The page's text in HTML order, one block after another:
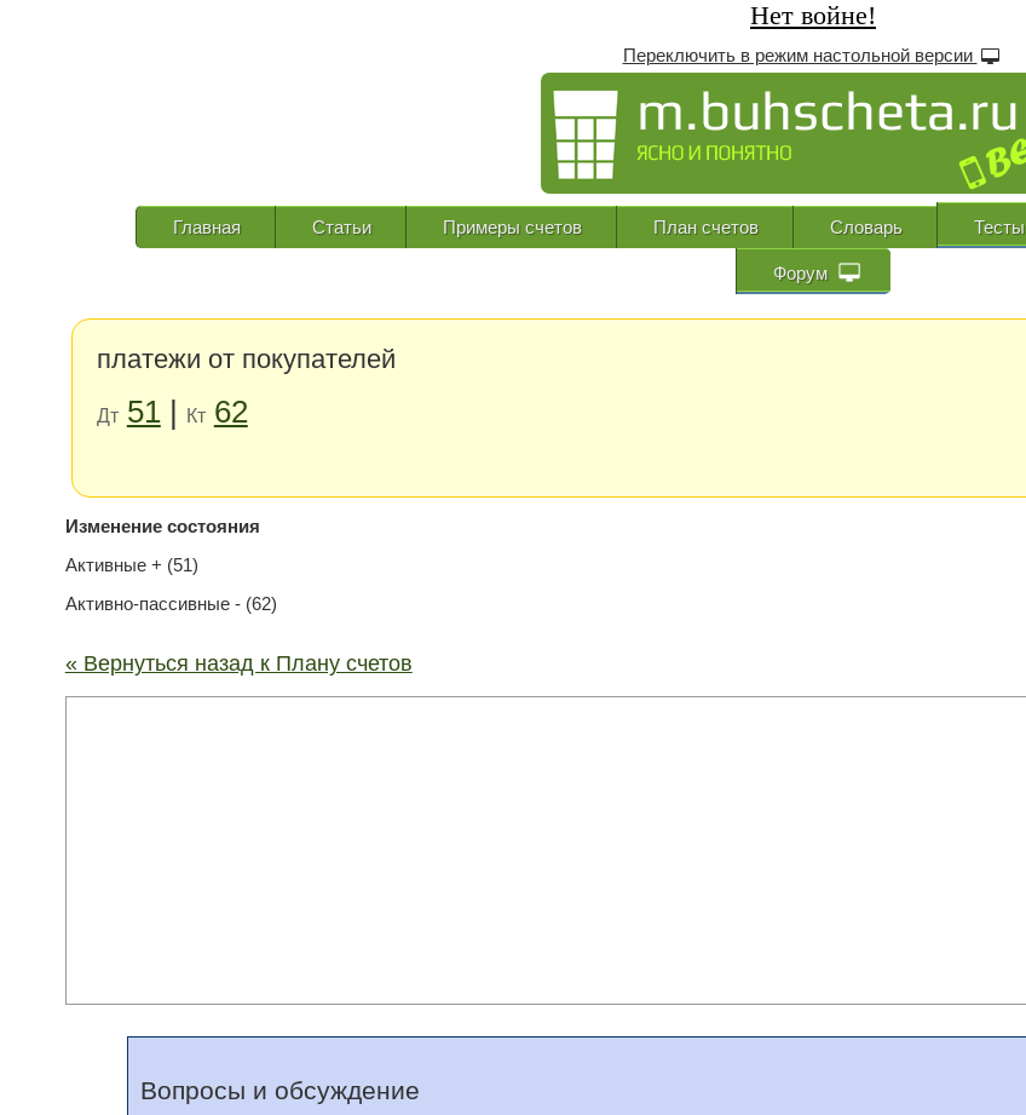
Нет войне!
Переключить в режим настольной версии
Главная Статьи Примеры счетов План счетов Словарь Тесты
Форум
платежи от покупателей
Дт 51| Кт 62
Изменение состояния
Активные + (51)
Активно-пассивные - (62)
« Вернуться назад к Плану счетов
Вопросы и обсуждение